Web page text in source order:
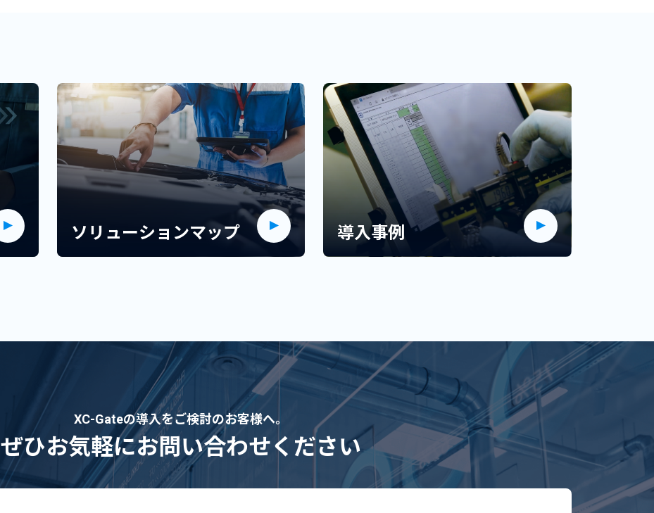
ソリューションマップ 導入事例
XC-Gateの導入をご検討のお客様へ。
ぜひお気軽にお問い合わせください